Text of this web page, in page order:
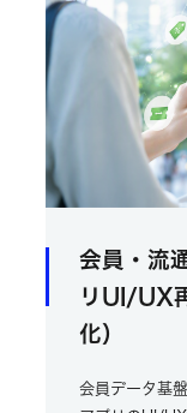
会員・流
リUI/UX
化）
会員データ基